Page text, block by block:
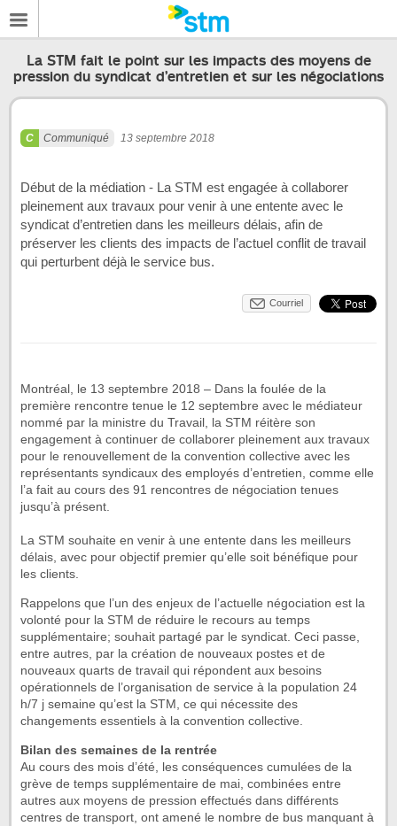
La STM fait le point sur les impacts des moyens de
pression du syndicat d’entretien et sur les négociations
Communiqué 13 septembre 2018
Début de la médiation - La STM est engagée à collaborer
pleinement aux travaux pour venir à une entente avec le
syndicat d’entretien dans les meilleurs délais, afin de
préserver les clients des impacts de l’actuel conflit de travail
qui perturbent déjà le service bus.
Courriel
Montréal, le 13 septembre 2018 – Dans la foulée de la
première rencontre tenue le 12 septembre avec le médiateur
nommé par la ministre du Travail, la STM réitère son
engagement à continuer de collaborer pleinement aux travaux
pour le renouvellement de la convention collective avec les
représentants syndicaux des employés d’entretien, comme elle
l’a fait au cours des 91 rencontres de négociation tenues
jusqu’à présent.
La STM souhaite en venir à une entente dans les meilleurs
délais, avec pour objectif premier qu’elle soit bénéfique pour
les clients.
Rappelons que l’un des enjeux de l’actuelle négociation est la
volonté pour la STM de réduire le recours au temps
supplémentaire; souhait partagé par le syndicat. Ceci passe,
entre autres, par la création de nouveaux postes et de
nouveaux quarts de travail qui répondent aux besoins
opérationnels de l’organisation de service à la population 24
h/7 j semaine qu’est la STM, ce qui nécessite des
changements essentiels à la convention collective.
Bilan des semaines de la rentrée
Au cours des mois d’été, les conséquences cumulées de la
grève de temps supplémentaire de mai, combinées entre
autres aux moyens de pression effectués dans différents
centres de transport, ont amené le nombre de bus manquant à